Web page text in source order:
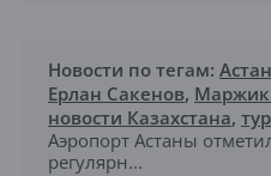
Новости по тегам:
Ерлан Сакенов,
новости Казахстана,
Аэропорт Астаны
регулярн...